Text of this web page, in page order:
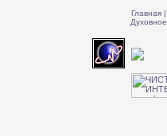
Главная |
Духовное